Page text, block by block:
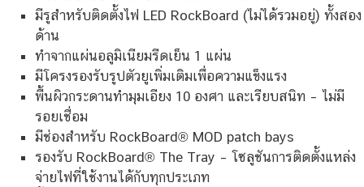
มีรูสำหรับติดตั้งไฟ LED RockBoard (ไม่ได้รวมอยู่) ทั้งสอง
ด้าน
ทำจากแผ่นอลูมิเนียมรีดเย็น 1 แผ่น
มีโครงรองรับรูปตัวยูเพิ่มเติมเพื่อความแข็งแรง
พื้นผิวกระดานทำมุมเอียง 10 องศา และเรียบสนิท – ไม่มี
รอยเชื่อม
มีช่องสำหรับ RockBoard® MOD patch bays
รองรับ RockBoard® The Tray – โซลูชันการติดตั้งแหล่ง
จ่ายไฟที่ใช้งานได้กับทุกประเภท